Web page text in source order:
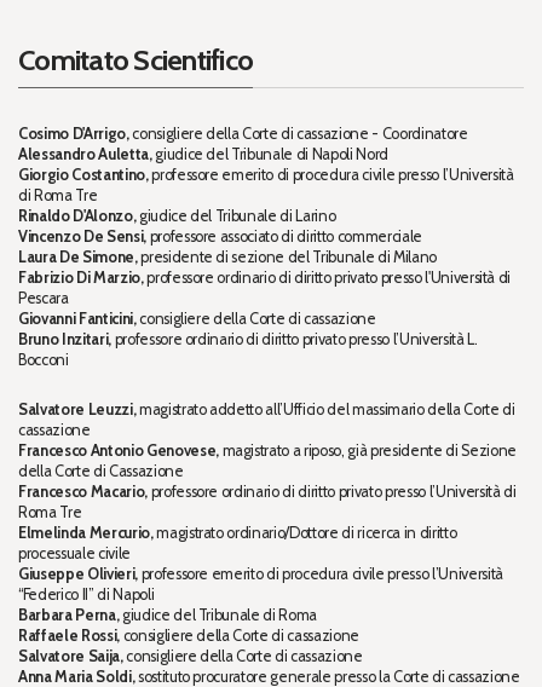
Comitato Scientifico
Cosimo D'Arrigo,consigliere della Corte di cassazione - Coordinatore
Alessandro Auletta,giudice del Tribunale di Napoli Nord
Giorgio Costantino,professore emerito di procedura civile presso l’Università
di Roma Tre
Rinaldo D'Alonzo,giudice del Tribunale di Larino
Vincenzo De Sensi,professore associato di diritto commerciale
Laura De Simone,presidente di sezione del Tribunale di Milano
Fabrizio Di Marzio,professore ordinario di diritto privato presso l'Università di
Pescara
Giovanni Fanticini,consigliere della Corte di cassazione
Bruno Inzitari, professore ordinario di diritto privato presso l’Università L.
Bocconi
Salvatore Leuzzi,magistrato addetto all’Ufficio del massimario della Corte di
cassazione
Francesco Antonio Genovese, magistrato a riposo, già presidente di Sezione
della Corte di Cassazione
Francesco Macario,professore ordinario di diritto privato presso l’Università di
Roma Tre
Elmelinda Mercurio,magistrato ordinario/Dottore di ricerca in diritto
processuale civile
Giuseppe Olivieri,professore emerito di procedura civile presso l’Università
“Federico II” di Napoli
Barbara Perna,giudice del Tribunale di Roma
Raffaele Rossi, consigliere della Corte di cassazione
Salvatore Saija,consigliere della Corte di cassazione
Anna Maria Soldi,sostituto procuratore generale presso la Corte di cassazione